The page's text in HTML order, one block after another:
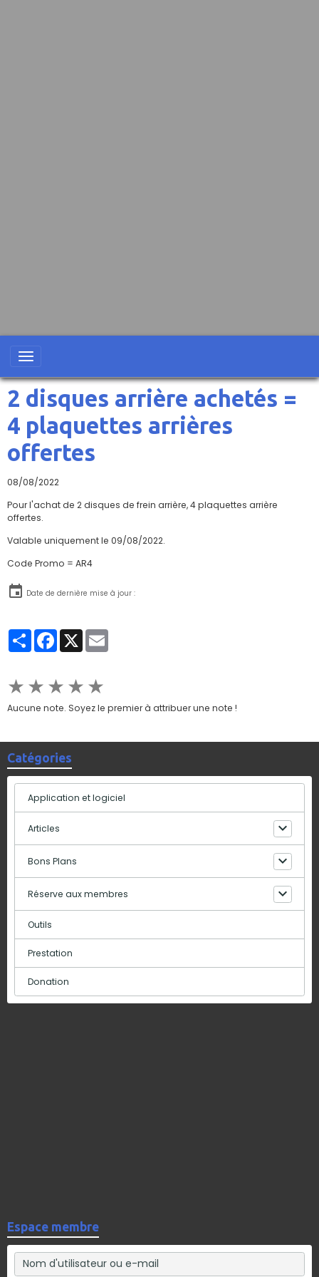
2 disques arrière achetés =
4 plaquettes arrières
offertes
08/08/2022
Pour l'achat de 2 disques de frein arrière, 4 plaquettes arrière
offertes.
Valable uniquement le 09/08/2022.
Code Promo = AR4
Date de dernière mise à jour :
PartagerFacebook
X
★★★★★
Aucune note. Soyez le premier à attribuer une note !
Catégories
Application et logiciel
Articles
Bons Plans
Réserve aux membres
Outils
Prestation
Donation
Espace membre